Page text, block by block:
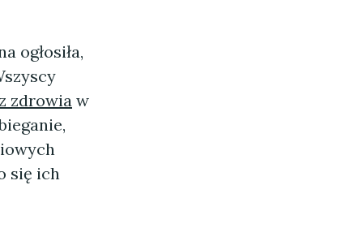
ogłosiła,
zdrowia w
się ich